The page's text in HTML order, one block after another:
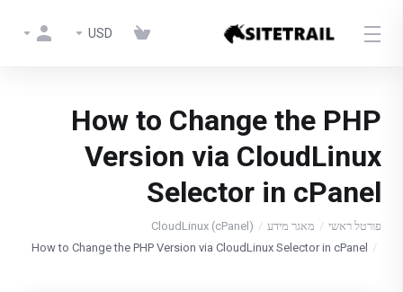
USD
How to Change the PHP
Version via CloudLinux
Selector in cPanel
פורטל ראשי מאגר מידע
CloudLinux (cPanel)
How to Change the PHP Version via CloudLinux Selector in cPanel